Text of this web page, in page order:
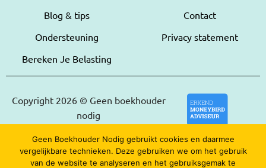
Blog & tips
Ondersteuning
Bereken Je Belasting
Contact
Privacy statement
Copyright 2026 © Geen boekhouder
nodig
Geen Boekhouder Nodig gebruikt cookies en daarmee
vergelijkbare technieken. Deze gebruiken we om het gebruik
van de website te analyseren en het gebruiksgemak te